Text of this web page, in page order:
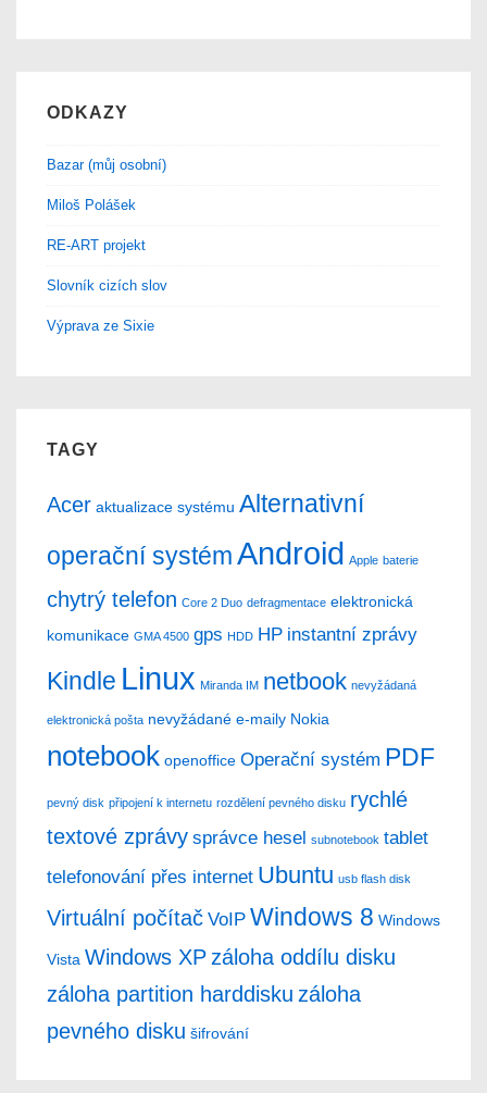
ODKAZY
Bazar (můj osobní)
Miloš Polášek
RE-ART projekt
Slovník cizích slov
Výprava ze Sixie
TAGY
Acer aktualizace systému Alternativní
operační systémAndroid Apple baterie
chytrý telefon Core 2 Duo defragmentace elektronická
komunikace GMA 4500 gps HDD HP instantní zprávy
Kindle Linux Miranda IM netbook nevyžádaná
elektronická pošta nevyžádané e-maily Nokia
notebook openoffice Operační systém PDF
pevný disk připojení k internetu rozdělení pevného disku rychlé
textové zprávy správce hesel subnotebook tablet
telefonování přes internet Ubuntu usb flash disk
Virtuální počítač VoIP Windows 8 Windows
Vista Windows XP záloha oddílu disku
záloha partition harddisku záloha
pevného disku šifrování